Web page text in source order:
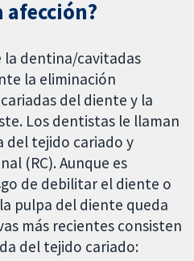
afección?
la dentina/cavitadas
la eliminación
del diente y la
Los dentistas le llaman
del tejido cariado y
(RC). Aunque es
de debilitar el diente o
pulpa del diente queda
más recientes consisten
del tejido cariado: